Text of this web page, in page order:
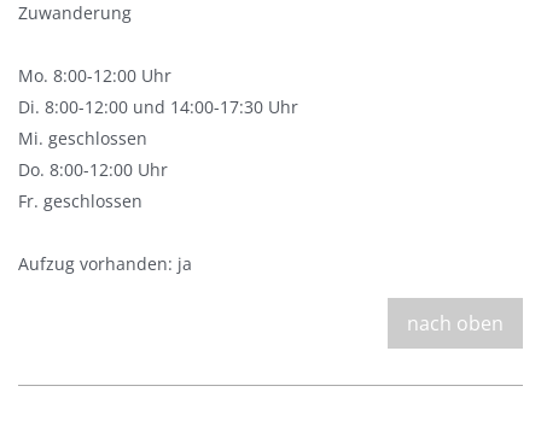
Zuwanderung
Mo. 8:00-12:00 Uhr
Di. 8:00-12:00 und 14:00-17:30 Uhr
Mi. geschlossen
Do. 8:00-12:00 Uhr
Fr. geschlossen
Aufzug vorhanden: ja
nach oben